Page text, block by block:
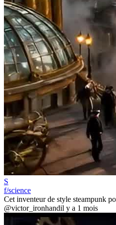
S
f/science
Cet inventeur de style steampunk
@victor_ironhandil y a 1 mois